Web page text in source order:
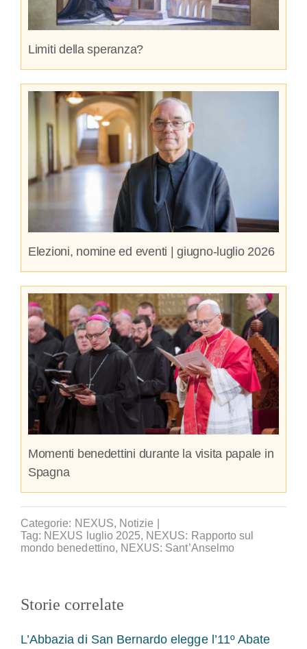
Limiti della speranza?
Elezioni, nomine ed eventi | giugno-luglio 2026
Momenti benedettini durante la visita papale in
Spagna
Categorie: NEXUS, Notizie
Tag: NEXUS luglio 2025, NEXUS: Rapporto sul
mondo benedettino, NEXUS: Sant’Anselmo
Storie correlate
L’Abbazia di San Bernardo elegge l’11º Abate